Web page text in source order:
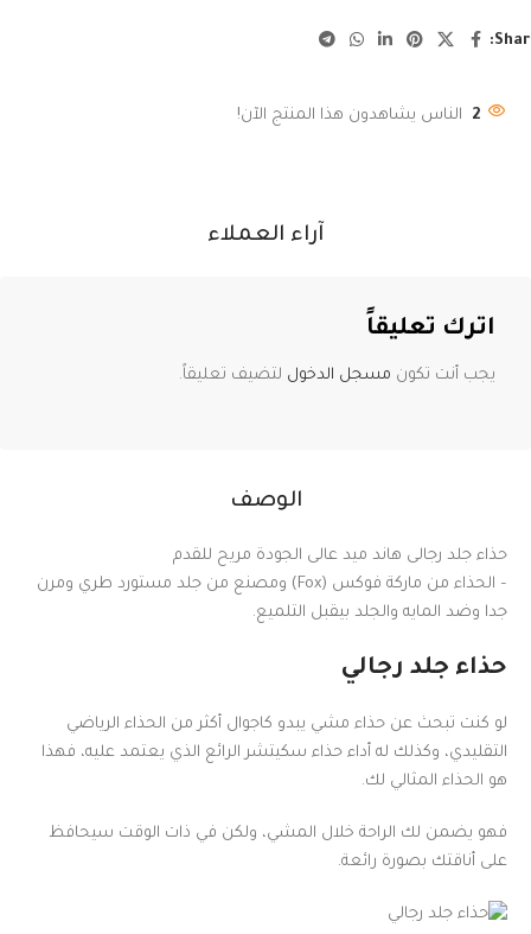
2 الناس يشاهدون هذا المنتج الآن!
الوصف
حذاء جلد رجالى هاند ميد عالى الجودة مريح للقدم
– الحذاء من ماركة فوكس (Fox) ومصنع من جلد مستورد طري ومرن
جدا وضد المايه والجلد بيقبل التلميع.
حذاء جلد رجالي
لو كنت تبحث عن حذاء مشي يبدو كاجوال أكثر من الحذاء الرياضي
التقليدي، وكذلك له أداء حذاء سكيتشر الرائع الذي يعتمد عليه، فهذا
هو الحذاء المثالي لك.
فهو يضمن لك الراحة خلال المشي، ولكن في ذات الوقت سيحافظ
على أناقتك بصورة رائعة.
آراء العملاء
اترك تعليقاً
يجب أنت تكون مسجل الدخول لتضيف تعليقاً.